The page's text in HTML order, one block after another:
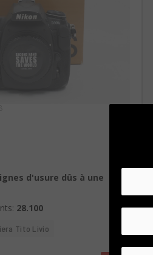
d'usure dûs à une
28.100
Tito Livio